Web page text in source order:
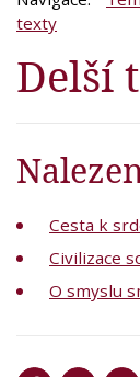
texty
Delší
Cesta k
Civilizace
O smyslu